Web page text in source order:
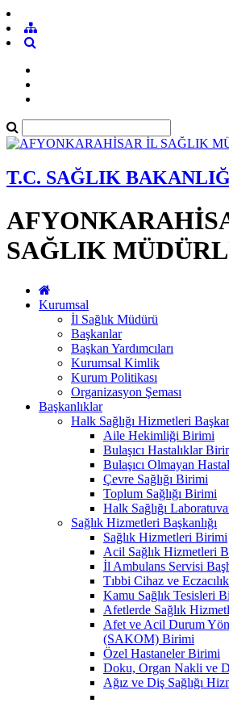
T.C. SAĞLIK
SAĞLIK
Kurumsal
İl Sağlık Müdürü
Başkanlar
Başkan Yardımcıları
Kurumsal Kimlik
Kurum Politikası
Organizasyon Şeması
Başkanlıklar
Halk Sağlığı Hizmetleri
Aile Hekimliği Birimi
Bulaşıcı Hastalıklar
Bulaşıcı Olmayan
Çevre Sağlığı Birimi
Toplum Sağlığı Birimi
Halk Sağlığı
Sağlık Hizmetleri Başkanlığı
Sağlık Hizmetleri Birimi
Acil Sağlık Hizmetleri
İl Ambulans Servisi
Tıbbi Cihaz ve
Kamu Sağlık Tesisleri
Afetlerde Sağlık
Afet ve Acil Durum
(SAKOM) Birimi
Özel Hastaneler Birimi
Doku, Organ Nakli ve
Ağız ve Diş Sağlığı